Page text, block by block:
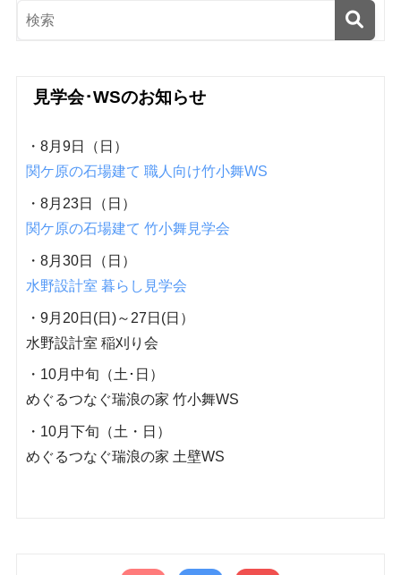
見学会･WSのお知らせ
・8月9日（日）
関ケ原の石場建て 職人向け竹小舞WS
・8月23日（日）
関ケ原の石場建て 竹小舞見学会
・8月30日（日）
水野設計室 暮らし見学会
・9月20日(日)～27日(日）
水野設計室 稲刈り会
・10月中旬（土･日）
めぐるつなぐ瑞浪の家 竹小舞WS
・10月下旬（土・日）
めぐるつなぐ瑞浪の家 土壁WS